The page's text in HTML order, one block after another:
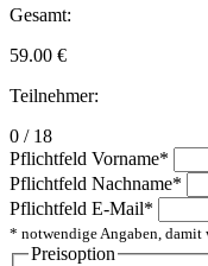
Gesamt:
59.00 €
Teilnehmer:
0 / 18
Pflichtfeld Vorname*
Pflichtfeld Nachname*
Pflichtfeld E-Mail*
* notwendige Angaben,
Preisoption